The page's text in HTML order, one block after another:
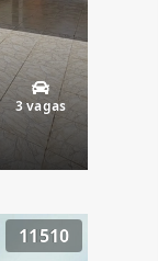
3 vagas
11510